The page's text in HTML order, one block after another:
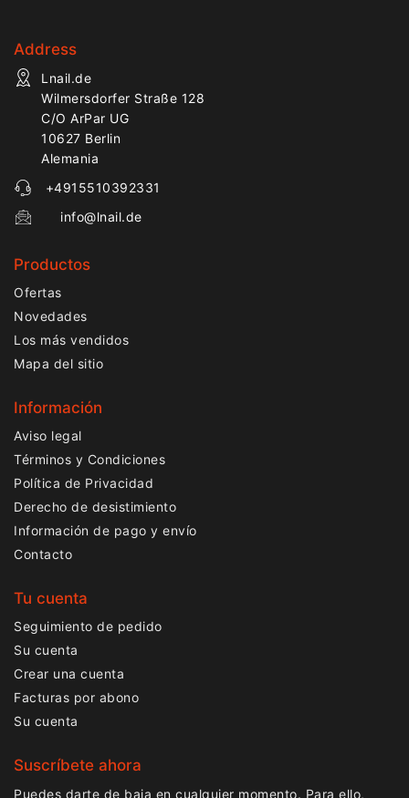
Address
Lnail.de
Wilmersdorfer Straße 128
C/O ArPar UG
10627 Berlin
Alemania
+4915510392331
info@lnail.de
Productos
Ofertas
Novedades
Los más vendidos
Mapa del sitio
Información
Aviso legal
Términos y Condiciones
Política de Privacidad
Derecho de desistimiento
Información de pago y envío
Contacto
Tu cuenta
Seguimiento de pedido
Su cuenta
Crear una cuenta
Facturas por abono
Su cuenta
Suscríbete ahora
Puedes darte de baja en cualquier momento. Para ello,